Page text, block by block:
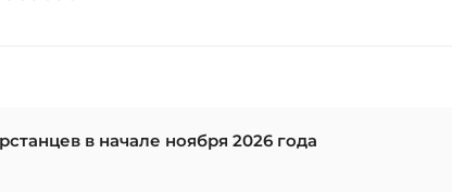
в начале ноября 2026 года